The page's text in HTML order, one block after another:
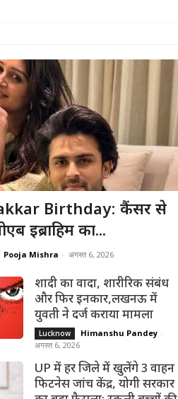
Birthday: कैंसर से
इब्राहिम का...
Pooja Mishra - अगस्त 6, 2026
शादी का वादा, शारीरिक संबंध
और फिर इनकार,लखनऊ में
युवती ने दर्ज कराया मामला
Lucknow Himanshu Pandey -
अगस्त 6, 2026
UP में हर जिले में खुलेंगे 3 वाहन
फिटनेस जांच केंद्र, योगी सरकार